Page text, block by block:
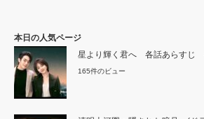
本日の人気ページ
星より輝く君へ 各話あらすじ
165件のビュー